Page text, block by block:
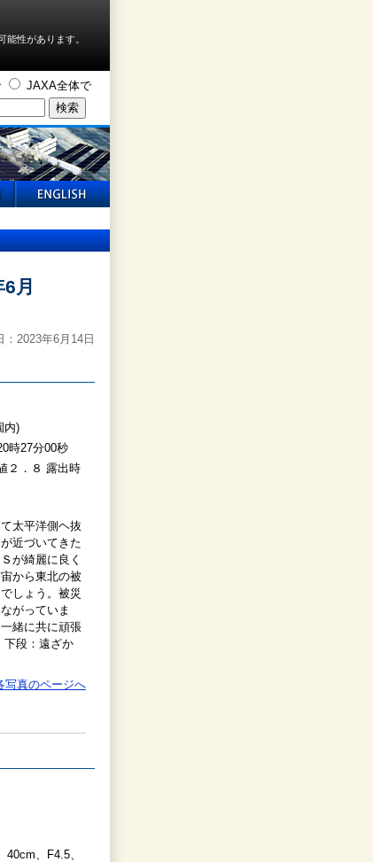
性があります。
JAXA全体で
月
：2023年6月14日
内)
時27分00秒
２．８ 露出時
太平洋側ヘ抜
近づいてきた
が綺麗に良く
から東北の被
しょう。被災
がっていま
緒に共に頑張
段：遠ざか
真のページへ
、F4.5、